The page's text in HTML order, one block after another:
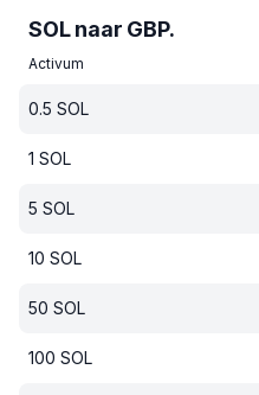
SOL naar GBP.
Activum
0.5 SOL
1 SOL
5 SOL
10 SOL
50 SOL
100 SOL